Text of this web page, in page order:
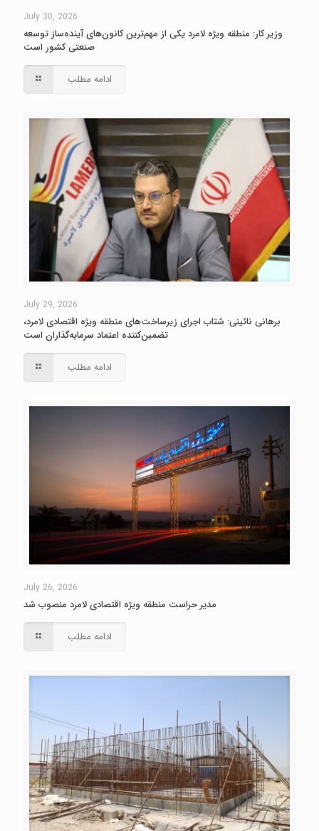
July 30, 2026
وزیر کار: منطقه ویژه لامرد یکی از مهم‌ترین کانون‌های آینده‌ساز توسعه
صنعتی کشور است
ادامه مطلب
July 29, 2026
برهانی نائینی: شتاب اجرای زیرساخت‌های منطقه ویژه اقتصادی لامرد،
تضمین‌کننده اعتماد سرمایه‌گذاران است
ادامه مطلب
July 26, 2026
مدیر حراست منطقه ویژه اقتصادی لامرد منصوب شد
ادامه مطلب